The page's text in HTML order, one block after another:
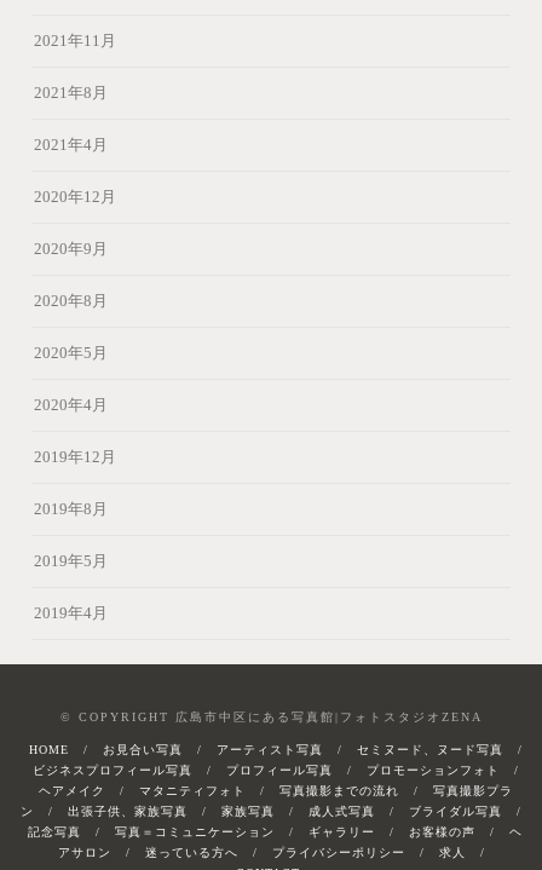
2021年11月
2021年8月
2021年4月
2020年12月
2020年9月
2020年8月
2020年5月
2020年4月
2019年12月
2019年8月
2019年5月
2019年4月
© COPYRIGHT 広島市中区にある写真館|フォトスタジオZENA
HOME お見合い写真 アーティスト写真
セミヌード、ヌード写真
ビジネスプロフィール写真
プロフィール写真
プロモーションフォト
ヘアメイク
マタニティフォト 写真撮影までの流れ
写真撮影プラ
ン
出張子供、家族写真 家族写真 成人式写真
ブライダル写真
記念写真
写真＝コミュニケーション ギャラリー お客様の声
ヘ
アサロン
迷っている方へ プライバシーポリシー
求人